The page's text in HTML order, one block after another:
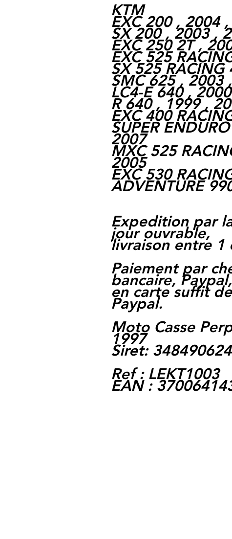
KTM
EXC 200 , 2004
SX 200 , 2003 ,
EXC 250 2T ,
EXC 525
SX 525
SMC 625 , 2003
LC4-E 640 ,
R 640 , 1999 ,
EXC 400
SUPER
2007
MXC 525
2005
EXC 530
ADVENTURE
Expedition par
jour ouvrable,
livraison entre 1
Paiement par
bancaire, Paypal,
en carte suffit
Paypal.
Moto Casse
1997
Siret:
Ref : LEKT1003
EAN :